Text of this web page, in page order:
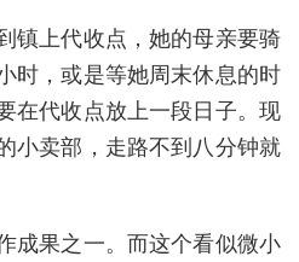
镇上代收点，她的母亲要骑
时，或是等她周末休息的时
在代收点放上一段日子。现
小卖部，走路不到八分钟就
成果之一。而这个看似微小